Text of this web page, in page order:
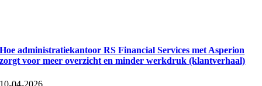
Hoe administratiekantoor RS Financial Services met Asperion
zorgt voor meer overzicht en minder werkdruk (klantverhaal)
10-04-2026